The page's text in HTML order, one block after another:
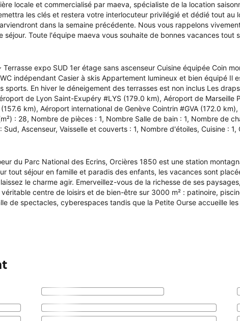
locale et commercialisé par maeva, spécialiste de la location
les clés et restera votre interlocuteur privilégié et dédié tout au
dans la semaine précédente. Nous vous rappelons
Toute l'équipe maeva vous souhaite de bonnes vacances tout
expo SUD 1er étage sans ascenseur Cuisine équipée Coin
indépendant Casier à skis Appartement lumineux et bien équipé Il
En hiver le déneigement des terrasses est non inclus Les
de Lyon Saint-Exupéry #LYS (179.0 km), Aéroport de
km), Aéroport international de Genève Cointrin #GVA (172.0
: 28, Nombre de pièces : 1, Nombre Salle de bain : 1, Nombre de
Sud, Ascenseur, Vaisselle et couverts : 1, Nombre d'étoiles, Cuisine : 1,
du Parc National des Ecrins, Orcières 1850 est une station
tout séjour en famille et paradis des enfants, les vacances sont
le charme agir. Emerveillez-vous de la richesse de ses
centre de loisirs et de bien-être sur 3000 m² : patinoire,
de spectacles, cyberespaces tandis que la Petite Ourse accueille